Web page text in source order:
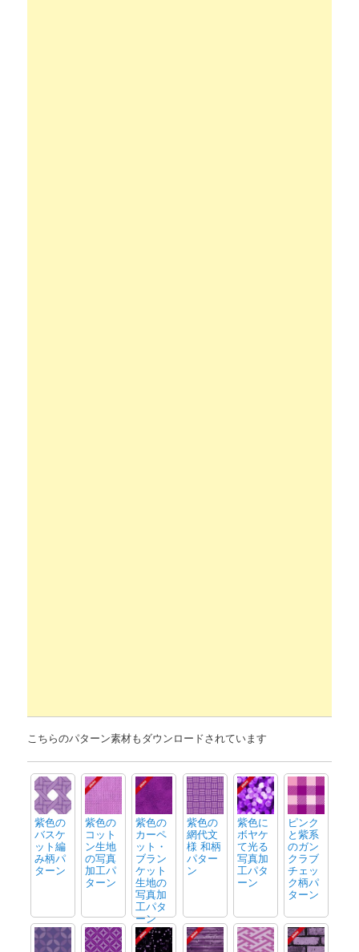
こちらのパターン素材もダウンロードされています
紫色の
バスケ
ット編
み柄パ
ターン
紫色の
コット
ン生地
の写真
加工パ
ターン
紫色の
カーペ
ット・
ブラン
ケット
生地の
写真加
工パタ
ーン
紫色の
網代文
様 和柄
パター
ン
紫色に
ボヤケ
て光る
写真加
工パタ
ーン
ピンク
と紫系
のガン
クラブ
チェッ
ク柄パ
ターン